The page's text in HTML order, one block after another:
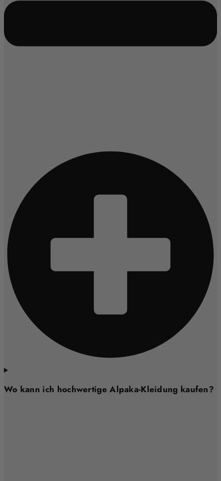
Wo kann ich hochwertige Alpaka-Kleidung kaufen?